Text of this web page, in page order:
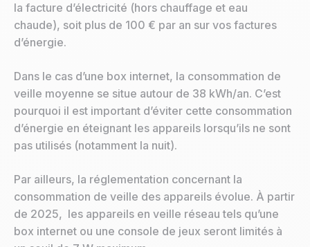
la facture d’électricité (hors chauffage et eau
chaude), soit plus de 100 € par an sur vos factures
d’énergie.
Dans le cas d’une box internet, la consommation de
veille moyenne se situe autour de 38 kWh/an. C’est
pourquoi il est important d’éviter cette consommation
d’énergie en éteignant les appareils lorsqu’ils ne sont
pas utilisés (notamment la nuit).
Par ailleurs, la réglementation concernant la
consommation de veille des appareils évolue. À partir
de 2025, les appareils en veille réseau tels qu’une
box internet ou une console de jeux seront limités à